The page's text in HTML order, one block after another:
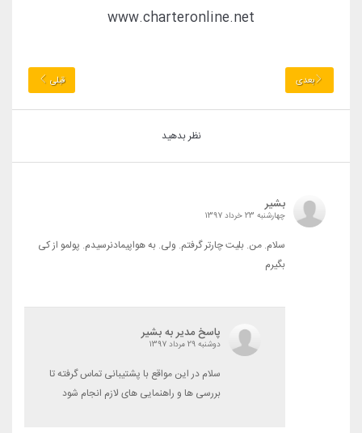
www.charteronline.net
بعدی قبلی
نظر بدهید
بشیر
چهارشنبه 23 خرداد 1397
سلام. من. بلیت چارتر گرفتم. ولی. به هواپیمادنرسیدم. پولمو از کی
بگیرم
پاسخ مدیر به بشیر
دوشنبه 29 مرداد 1397
سلام در این مواقع با پشتیبانی تماس گرفته تا
بررسی ها و راهنمایی های لازم انجام شود